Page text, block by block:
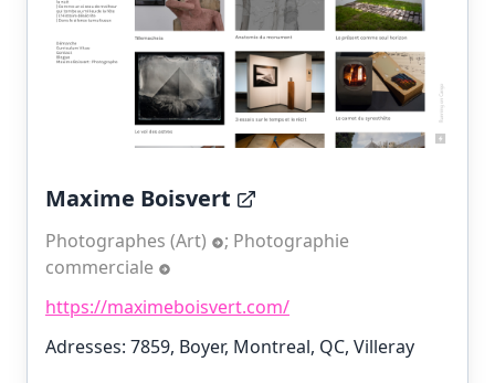
Maxime Boisvert
Photographes (Art) ; Photographie
commerciale
https://maximeboisvert.com/
Adresses: 7859, Boyer, Montreal, QC, Villeray